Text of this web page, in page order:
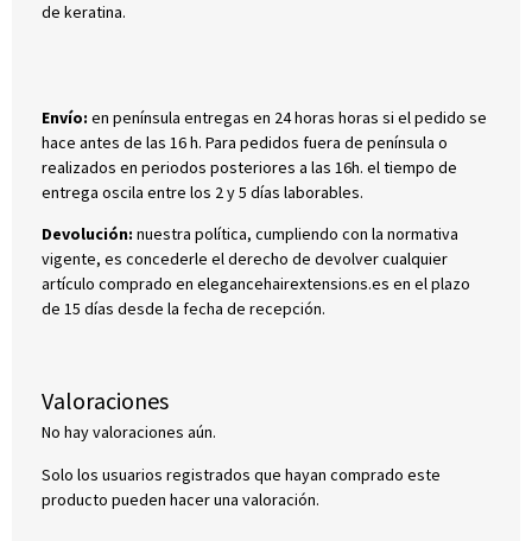
de keratina.
Envío: en península entregas en 24 horas horas si el pedido se
hace antes de las 16 h. Para pedidos fuera de península o
realizados en periodos posteriores a las 16h. el tiempo de
entrega oscila entre los 2 y 5 días laborables.
Devolución: nuestra política, cumpliendo con la normativa
vigente, es concederle el derecho de devolver cualquier
artículo comprado en elegancehairextensions.es en el plazo
de 15 días desde la fecha de recepción.
Valoraciones
No hay valoraciones aún.
Solo los usuarios registrados que hayan comprado este
producto pueden hacer una valoración.